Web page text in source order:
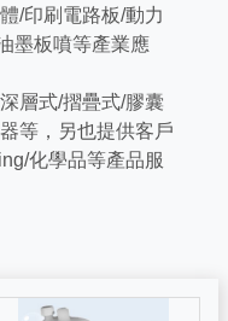
/印刷電路板/動力
墨板噴等產業應
層式/摺疊式/膠囊
等，另也提供客戶
化學品等產品服